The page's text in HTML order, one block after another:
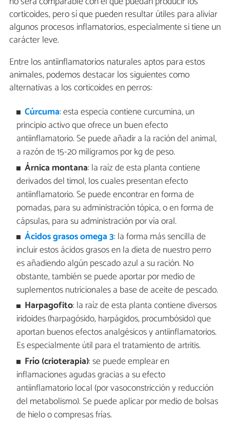
corticoides, pero sí que pueden resultar útiles para aliviar
algunos procesos inflamatorios, especialmente si tiene un
carácter leve.
Entre los antiinflamatorios naturales aptos para estos
animales, podemos destacar los siguientes como
alternativas a los corticoides en perros:
Cúrcuma: esta especia contiene curcumina, un
principio activo que ofrece un buen efecto
antiinflamatorio. Se puede añadir a la ración del animal,
a razón de 15-20 miligramos por kg de peso.
Árnica montana: la raíz de esta planta contiene
derivados del timol, los cuales presentan efecto
antiinflamatorio. Se puede encontrar en forma de
pomadas, para su administración tópica, o en forma de
cápsulas, para su administración por vía oral.
Ácidos grasos omega3: la forma más sencilla de
incluir estos ácidos grasos en la dieta de nuestro perro
es añadiendo algún pescado azul a su ración. No
obstante, también se puede aportar por medio de
suplementos nutricionales a base de aceite de pescado.
Harpagofito: la raíz de esta planta contiene diversos
iridoides (harpagósido, harpágidos, procumbósido) que
aportan buenos efectos analgésicos y antiinflamatorios.
Es especialmente útil para el tratamiento de artritis.
Frío (crioterapia): se puede emplear en
inflamaciones agudas gracias a su efecto
antiinflamatorio local (por vasoconstricción y reducción
del metabolismo). Se puede aplicar por medio de bolsas
de hielo o compresas frías.